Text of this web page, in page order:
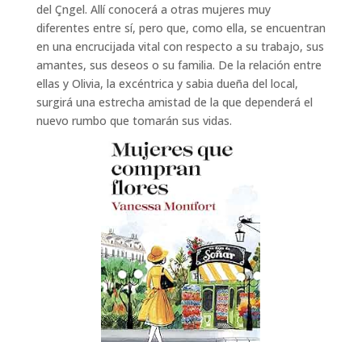
del Çngel. Allí conocerá a otras mujeres muy
diferentes entre sí, pero que, como ella, se encuentran
en una encrucijada vital con respecto a su trabajo, sus
amantes, sus deseos o su familia. De la relación entre
ellas y Olivia, la excéntrica y sabia dueña del local,
surgirá una estrecha amistad de la que dependerá el
nuevo rumbo que tomarán sus vidas.